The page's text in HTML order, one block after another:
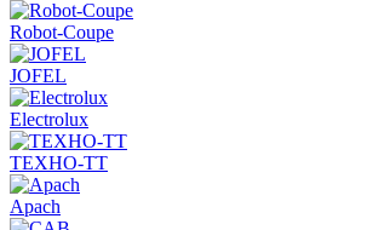
Robot-Coupe
JOFEL
Electrolux
ТЕХНО-ТТ
Apach